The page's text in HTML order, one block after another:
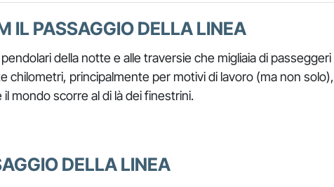
IL PASSAGGIO DELLA LINEA
della notte e alle traversie che migliaia di passeggeri
chilometri, principalmente per motivi di lavoro (ma non solo),
mondo scorre al di là dei finestrini.
DELLA LINEA